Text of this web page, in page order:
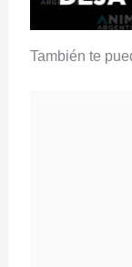
También te